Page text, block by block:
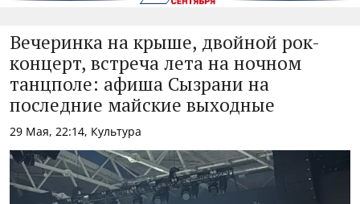
Вечеринка на крыше, двойной рок-
концерт, встреча лета на ночном
танцполе: афиша Сызрани на
последние майские выходные
29 Мая, 22:14, Культура